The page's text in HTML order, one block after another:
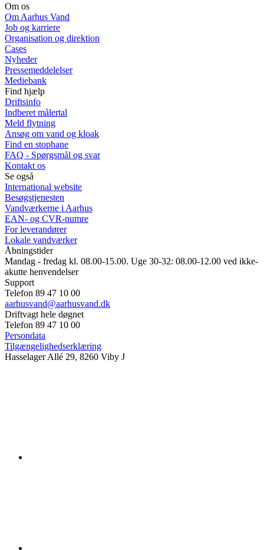
Om os
Om Aarhus Vand
Job og karriere
Organisation og direktion
Cases
Nyheder
Pressemeddelelser
Mediebank
Find hjælp
Driftsinfo
Indberet målertal
Meld flytning
Ansøg om vand og kloak
Find en stophane
FAQ - Spørgsmål og svar
Kontakt os
Se også
International website
Besøgstjenesten
Vandværkerne i Aarhus
EAN- og CVR-numre
For leverandører
Lokale vandværker
Åbningstider
Mandag - fredag kl. 08.00-15.00. Uge 30-32: 08.00-12.00 ved ikke-
akutte henvendelser
Support
Telefon 89 47 10 00
aarhusvand@aarhusvand.dk
Driftvagt hele døgnet
Telefon 89 47 10 00
Persondata
Tilgængelighedserklæring
Hasselager Allé 29, 8260 Viby J